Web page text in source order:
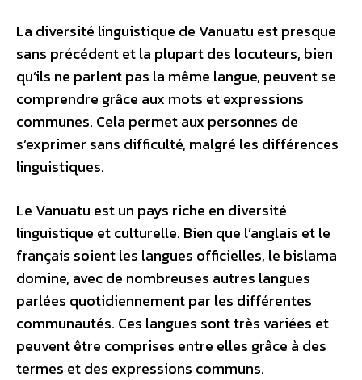
La diversité linguistique de Vanuatu est presque
sans précédent et la plupart des locuteurs, bien
qu’ils ne parlent pas la même langue, peuvent se
comprendre grâce aux mots et expressions
communes. Cela permet aux personnes de
s’exprimer sans difficulté, malgré les différences
linguistiques.
Le Vanuatu est un pays riche en diversité
linguistique et culturelle. Bien que l’anglais et le
français soient les langues officielles, le bislama
domine, avec de nombreuses autres langues
parlées quotidiennement par les différentes
communautés. Ces langues sont très variées et
peuvent être comprises entre elles grâce à des
termes et des expressions communs.